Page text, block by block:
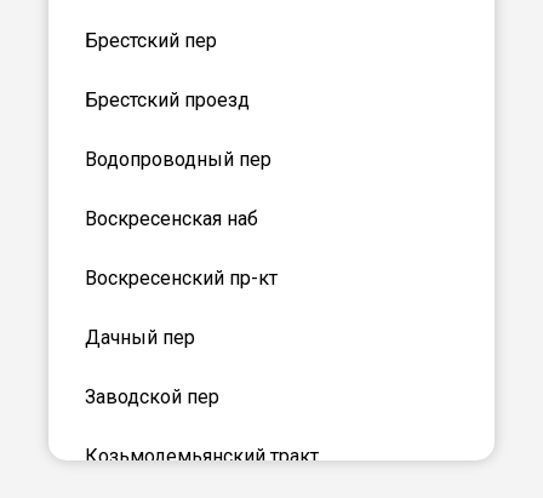
Брестский пер
Брестский проезд
Водопроводный пер
Воскресенская наб
Воскресенский пр-кт
Дачный пер
Заводской пер
Козьмодемьянский тракт